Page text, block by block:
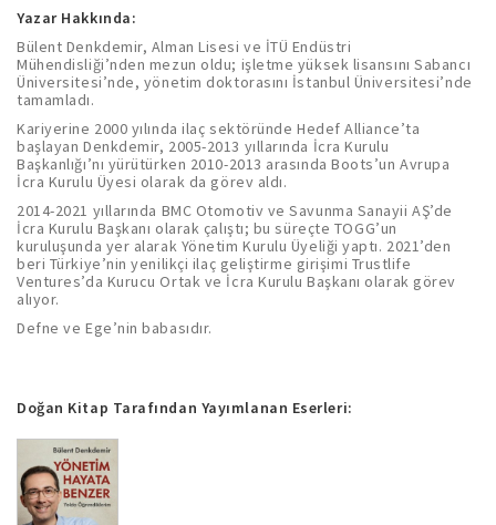
Yazar Hakkında:
Bülent Denkdemir, Alman Lisesi ve İTÜ Endüstri
Mühendisliği’nden mezun oldu; işletme yüksek lisansını Sabancı
Üniversitesi’nde, yönetim doktorasını İstanbul Üniversitesi’nde
tamamladı.
Kariyerine 2000 yılında ilaç sektöründe Hedef Alliance’ta
başlayan Denkdemir, 2005-2013 yıllarında İcra Kurulu
Başkanlığı’nı yürütürken 2010-2013 arasında Boots’un Avrupa
İcra Kurulu Üyesi olarak da görev aldı.
2014-2021 yıllarında BMC Otomotiv ve Savunma Sanayii AŞ’de
İcra Kurulu Başkanı olarak çalıştı; bu süreçte TOGG’un
kuruluşunda yer alarak Yönetim Kurulu Üyeliği yaptı. 2021’den
beri Türkiye’nin yenilikçi ilaç geliştirme girişimi Trustlife
Ventures’da Kurucu Ortak ve İcra Kurulu Başkanı olarak görev
alıyor.
Defne ve Ege’nin babasıdır.
Doğan Kitap Tarafından Yayımlanan Eserleri: